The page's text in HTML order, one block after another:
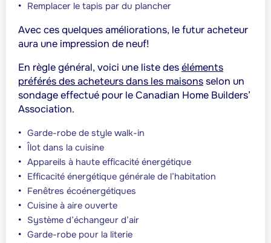
Remplacer le tapis par du plancher
Avec ces quelques améliorations, le futur acheteur
aura une impression de neuf!
En règle général, voici une liste deséléments
préférés des acheteurs dans les maisonsselon un
sondage effectué pour leCanadian Home Builders’
Association.
Garde-robe de style walk-in
Îlot dans la cuisine
Appareils à haute efficacité énergétique
Efficacité énergétique générale de l’habitation
Fenêtres écoénergétiques
Cuisine à aire ouverte
Système d’échangeur d’air
Garde-robe pour la literie